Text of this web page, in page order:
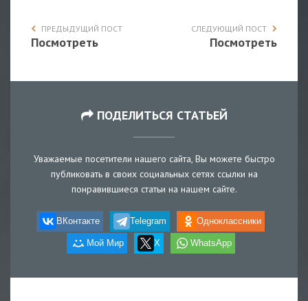
ПРЕДЫДУЩИЙ ПОСТ
Посмотреть
СЛЕДУЮЩИЙ ПОСТ
Посмотреть
ПОДЕЛИТЬСЯ СТАТЬЕЙ
Уважаемые посетители нашего сайта, Вы можете быстро
публиковать в своих социальных сетях ссылки на
понравившиеся статьи на нашем сайте.
ВКонтакте Telegram Одноклассники
Мой Мир X WhatsApp